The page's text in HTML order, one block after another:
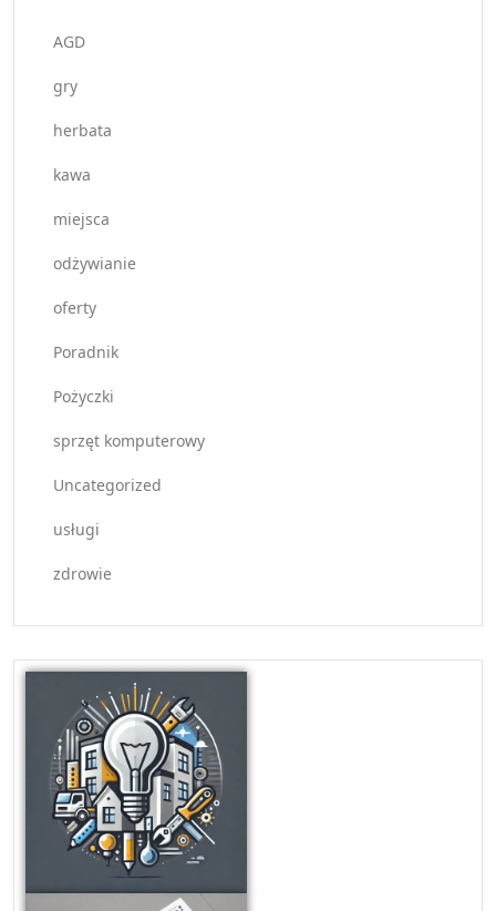
AGD
gry
herbata
kawa
miejsca
odżywianie
oferty
Poradnik
Pożyczki
sprzęt komputerowy
Uncategorized
usługi
zdrowie